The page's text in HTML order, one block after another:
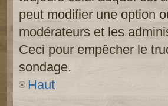
peut modifier une option
modérateurs et les
Ceci pour empêcher le
sondage.
Haut